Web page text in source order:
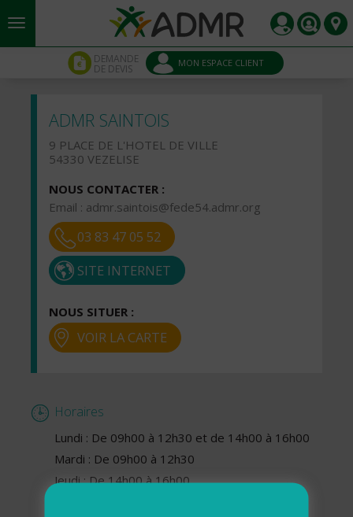
Aller au contenu principal
DEMANDE
DE DEVIS MON ESPACE CLIENT
ADMR SAINTOIS
9 PLACE DE L'HOTEL DE VILLE
54330 VEZELISE
NOUS CONTACTER :
Email : admr.saintois@fede54.admr.org
03 83 47 05 52
SITE INTERNET
NOUS SITUER :
VOIR LA CARTE
Horaires
Lundi : De 09h00 à 12h30 et de 14h00 à 16h00
Mardi : De 09h00 à 12h30
Jeudi : De 14h00 à 16h00
Panneau de gestion des cookies